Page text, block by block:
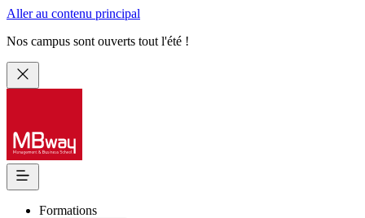
Aller au contenu principal
Nos campus sont ouverts tout l'été !
Formations